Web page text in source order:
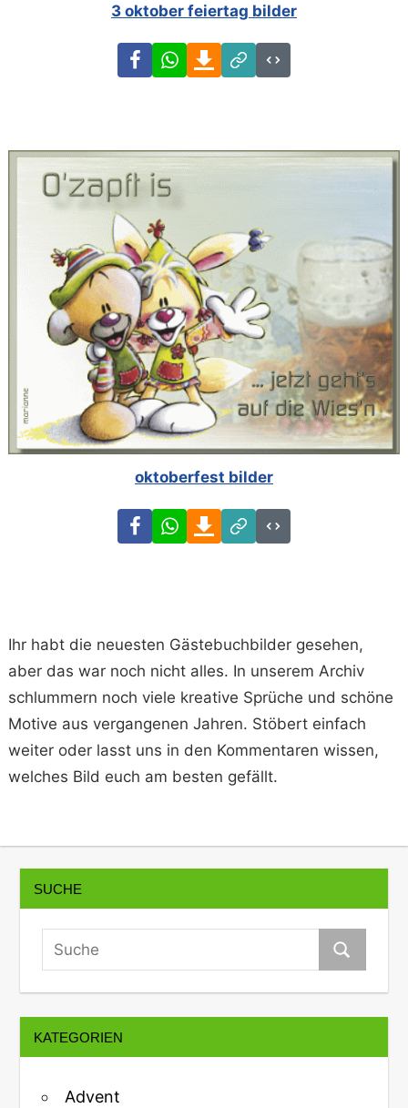
3 oktober feiertag bilder
FacebookWhatsAppDownload
Link
Code
oktoberfest bilder
FacebookWhatsAppDownload
Link
Code
Ihr habt die neuesten Gästebuchbilder gesehen,
aber das war noch nicht alles. In unserem Archiv
schlummern noch viele kreative Sprüche und schöne
Motive aus vergangenen Jahren. Stöbert einfach
weiter oder lasst uns in den Kommentaren wissen,
welches Bild euch am besten gefällt.
SUCHE
KATEGORIEN
Advent